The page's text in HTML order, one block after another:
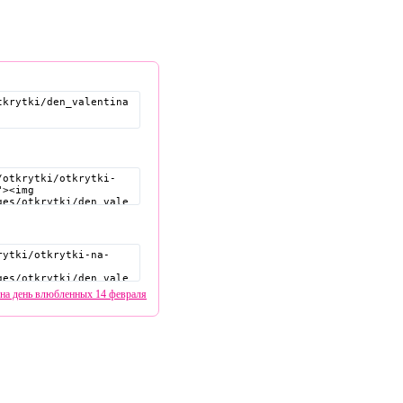
день влюбленных 14 февраля